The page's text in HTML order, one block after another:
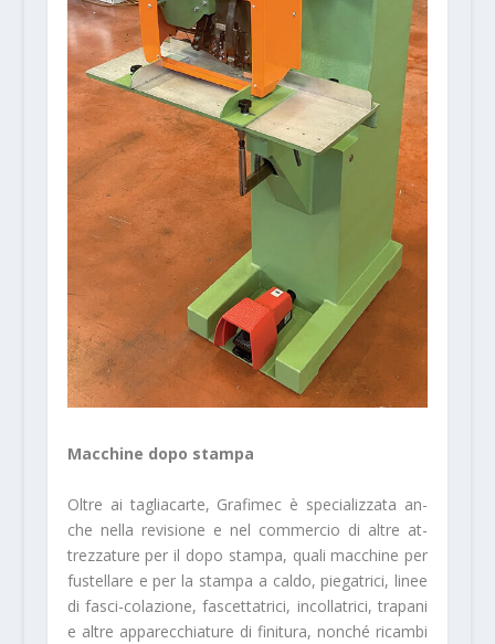
Macchine dopo stampa
Oltre ai tagliacarte, Grafimec è specializzata an­
che nella revisione e nel commercio di altre at­
trezzature per il dopo stampa, quali macchi­ne per
fustellare e per la stampa a caldo, pie­gatrici, linee
di fasci-colazione, fascettatrici, incollatrici, trapani
e al­tre apparecchiature di finitura, nonché ricam­bi